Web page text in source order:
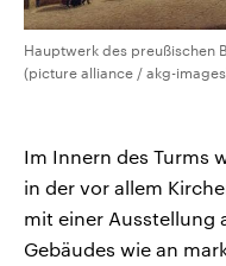
Hauptwerk des preußischen
(picture alliance / akg-
Im Innern des Turms
in der vor allem
mit einer Ausstellung
Gebäudes wie an